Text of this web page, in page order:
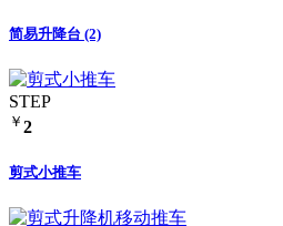
简易升降台 (2)
STEP
￥ 2
剪式小推车